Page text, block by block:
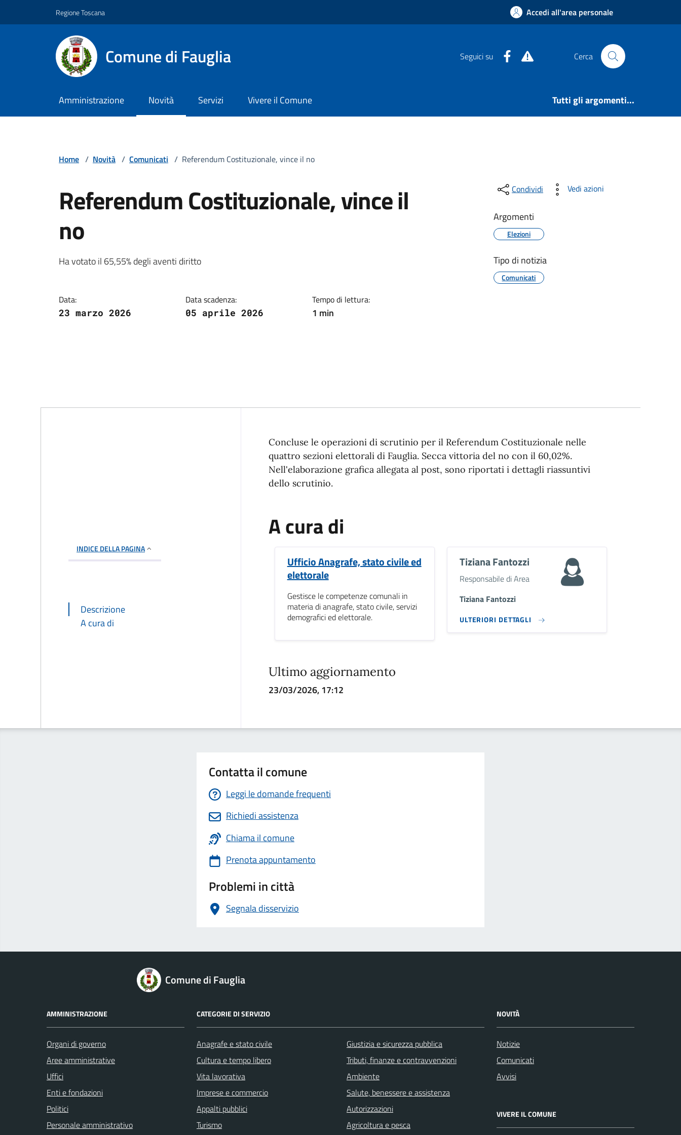
Regione Toscana Accedi all'area personale
Comune di Fauglia Seguici su FacebookAlert SystemCerca
Amministrazione Novità Servizi Vivere il Comune Tutti gli argomenti...
Home / Novità / Comunicati / Referendum Costituzionale, vince il no
Referendum Costituzionale, vince il
no
Dettagli della notizia
Ha votato il 65,55% degli aventi diritto
Data:
23 marzo 2026
Data scadenza:
05 aprile 2026
Tempo di lettura:
1 min
Condividi Vedi azioni
Argomenti
Elezioni
Tipo di notizia
Comunicati
INDICE DELLA PAGINA
Descrizione
A cura di
Descrizione
Concluse le operazioni di scrutinio per il Referendum Costituzionale nelle
quattro sezioni elettorali di Fauglia. Secca vittoria del no con il 60,02%.
Nell'elaborazione grafica allegata al post, sono riportati i dettagli riassuntivi
dello scrutinio.
A cura di
Ufficio Anagrafe, stato civile ed
elettorale
Gestisce le competenze comunali in
materia di anagrafe, stato civile, servizi
demografici ed elettorale.
Tiziana Fantozzi
Descrizione breve
Responsabile di Area
Tiziana Fantozzi
ULTERIORI DETTAGLI
Ultimo aggiornamento
23/03/2026, 17:12
Contatta il comune
Leggi le domande frequenti
Richiedi assistenza
Chiama il comune
Prenota appuntamento
Problemi in città
Segnala disservizio
Comune di Fauglia
AMMINISTRAZIONE
Organi di governo
Aree amministrative
Uffici
Enti e fondazioni
Politici
Personale amministrativo
CATEGORIE DI SERVIZIO
Anagrafe e stato civile
Cultura e tempo libero
Vita lavorativa
Imprese e commercio
Appalti pubblici
Turismo
Giustizia e sicurezza pubblica
Tributi, finanze e contravvenzioni
Ambiente
Salute, benessere e assistenza
Autorizzazioni
Agricoltura e pesca
NOVITÀ
Notizie
Comunicati
Avvisi
VIVERE IL COMUNE